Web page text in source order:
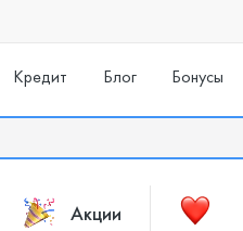
Кредит Блог Бонусы
Акции